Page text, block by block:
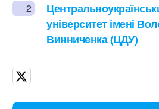
2
університет імені
Винниченка (ЦДУ)